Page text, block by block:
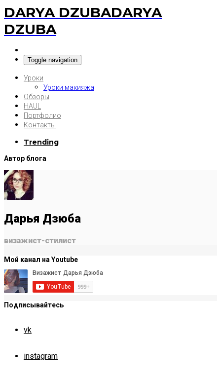
DARYA DZUBADARYA
DZUBA
Toggle navigation
Уроки
Уроки макияжа
Обзоры
HAUL
Портфолио
Контакты
Trending
Автор блога
Дарья Дзюба
визажист-стилист
Мой канал на Youtube
Подписывайтесь
vk
instagram